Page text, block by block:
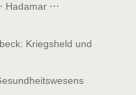
Hadamar ⋯
Kriegsheld und